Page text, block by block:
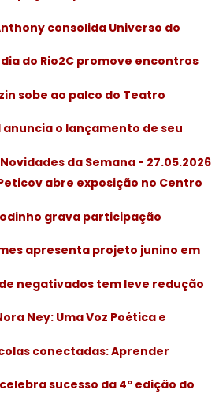
consolida Universo do
do Rio2C promove encontros
sobe ao palco do Teatro
anuncia o lançamento de seu
da Semana - 27.05.2026
abre exposição no Centro
grava participação
apresenta projeto junino em
negativados tem leve redução
Ney: Uma Voz Poética e
conectadas: Aprender
sucesso da 4ª edição do